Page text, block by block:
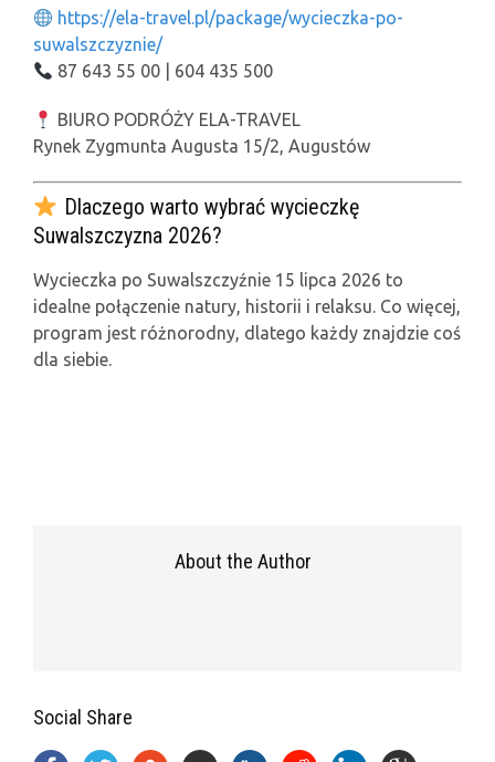
https://ela-travel.pl/package/wycieczka-po-
suwalszczyznie/
87 643 55 00 | 604 435 500
BIURO PODRÓŻY ELA-TRAVEL
Rynek Zygmunta Augusta 15/2, Augustów
Dlaczego warto wybrać wycieczkę
Suwalszczyzna 2026?
Wycieczka po Suwalszczyźnie 15 lipca 2026 to
idealne połączenie natury, historii i relaksu. Co więcej,
program jest różnorodny, dlatego każdy znajdzie coś
dla siebie.
About the Author
Social Share